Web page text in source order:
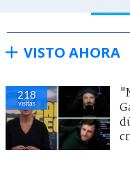
VISTO AHORA
218
visitas